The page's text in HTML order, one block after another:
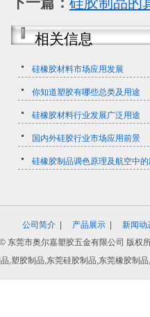
相关信息
硅橡胶材料市场应用发展
你知道塑胶有哪些总类及用途
硅橡胶材料行业发展广泛用途
国内外硅胶行业市场应用前景
硅橡胶制品调色原理及航空中
公司简介 产品展示
新闻动
东莞市奥尔嘉塑胶五金有限公司 版
,塑胶制品,东莞硅胶制品,东莞橡胶制